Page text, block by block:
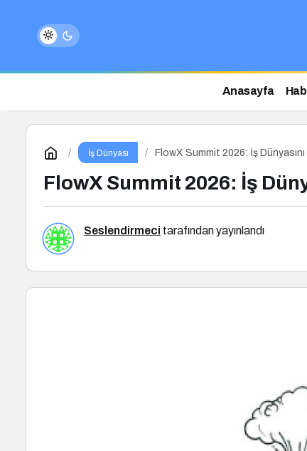
Anasayfa
İş Dünyası FlowX Summit 2026: İş
FlowX Summit 2026: İş
Seslendirmeci tarafından yayınlandı